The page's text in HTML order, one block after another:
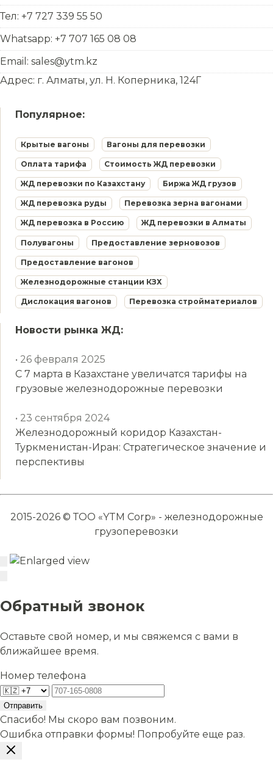
Тел: +7 727 339 55 50
Whatsapp: +7 707 165 08 08
Email: sales@ytm.kz
Адрес: г. Алматы, ул. Н. Коперника, 124Г
Популярное:
Крытые вагоны Вагоны для перевозки
Оплата тарифа Стоимость ЖД перевозки
ЖД перевозки по Казахстану Биржа ЖД грузов
ЖД перевозка руды Перевозка зерна вагонами
ЖД перевозка в Россию ЖД перевозки в Алматы
Полувагоны Предоставление зерновозов
Предоставление вагонов
Железнодорожные станции КЗХ
Дислокация вагонов Перевозка стройматериалов
Новости рынка ЖД:
• 26 февраля 2025
С 7 марта в Казахстане увеличатся тарифы на
грузовые железнодорожные перевозки
• 23 сентября 2024
Железнодорожный коридор Казахстан-
Туркменистан-Иран: Стратегическое значение и
перспективы
2015-2026 © ТОО «YTM Corp» - железнодорожные
грузоперевозки
Обратный звонок
Оставьте свой номер, и мы свяжемся с вами в
ближайшее время.
Номер телефона
Отправить
Спасибо! Мы скоро вам позвоним.
Ошибка отправки формы! Попробуйте еще раз.